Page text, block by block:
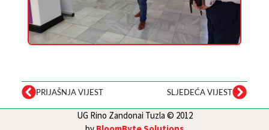
PRIJAŠNJA VIJEST SLJEDEĆA VIJEST
UG Rino Zandonai Tuzla © 2012